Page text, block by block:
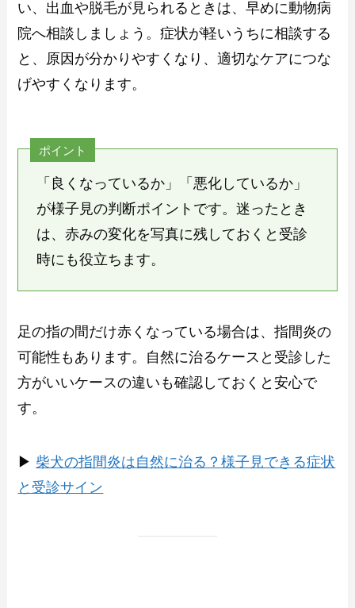
い、出血や脱毛が見られるときは、早めに動物病
院へ相談しましょう。症状が軽いうちに相談する
と、原因が分かりやすくなり、適切なケアにつな
げやすくなります。
ポイント
「良くなっているか」「悪化しているか」
が様子見の判断ポイントです。迷ったとき
は、赤みの変化を写真に残しておくと受診
時にも役立ちます。
足の指の間だけ赤くなっている場合は、指間炎の
可能性もあります。自然に治るケースと受診した
方がいいケースの違いも確認しておくと安心で
す。
▶︎ 柴犬の指間炎は自然に治る？様子見できる症状
と受診サイン